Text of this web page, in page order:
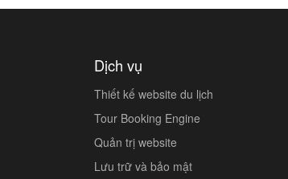
Dịch vụ
Thiết kế website du lịch
Tour Booking Engine
Quản trị website
Lưu trữ và bảo mật